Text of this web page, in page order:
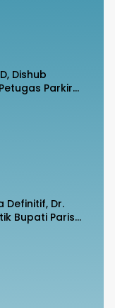
Dishub
Parkir
Pengenal
Definitif, Dr.
Bupati Paris